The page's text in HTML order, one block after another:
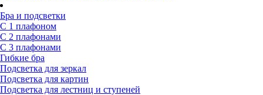
Бра и подсветки
С 1 плафоном
С 2 плафонами
С 3 плафонами
Гибкие бра
Подсветка для зеркал
Подсветка для картин
Подсветка для лестниц и ступеней